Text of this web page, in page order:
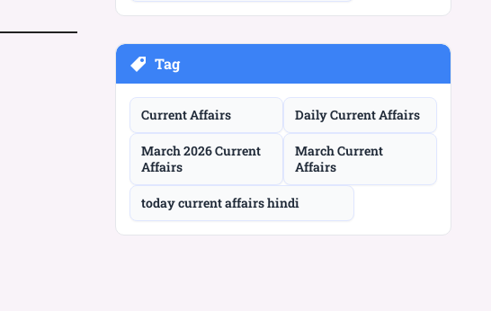
Tag
Current Affairs Daily Current Affairs
March 2026 Current
Affairs
March Current
Affairs
today current affairs hindi